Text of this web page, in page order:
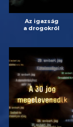
Az igazság
a drogokról